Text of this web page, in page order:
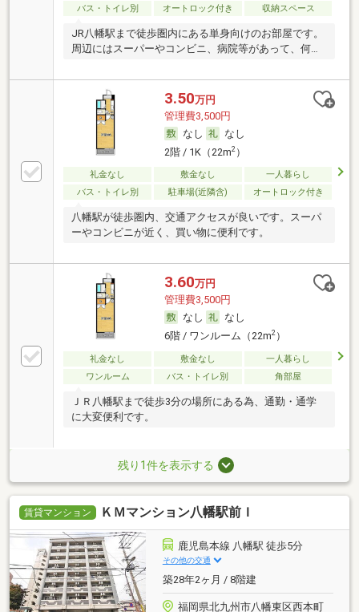
バス・トイレ別
オートロック付き 収納スペース
JR八幡駅まで徒歩圏内にある単身向けのお部屋です。
周辺にはスーパーやコンビニ、病院等があって、何を
3.50万円
管理費3,500円
なし
なし
2階 / 1K（22m2）
礼金なし 敷金なし
一人暮らし
バス・トイレ別
駐車場(近隣含) オートロック付き
八幡駅が徒歩圏内、交通アクセスが良いです。スーパ
ーやコンビニが近く、買い物に便利です。
3.60万円
管理費3,500円
なし
なし
6階 / ワンルーム（22m2）
礼金なし 敷金なし
一人暮らし
ワンルーム
バス・トイレ別 角部屋
ＪＲ八幡駅まで徒歩3分の場所にある為、通勤・通学
に大変便利です。
残り1件を表示する
賃貸マンション ＫＭマンション八幡駅前Ｉ
鹿児島本線 八幡駅 徒歩5分
その他の交通
築28年2ヶ月 / 8階建
福岡県北九州市八幡東区西本町